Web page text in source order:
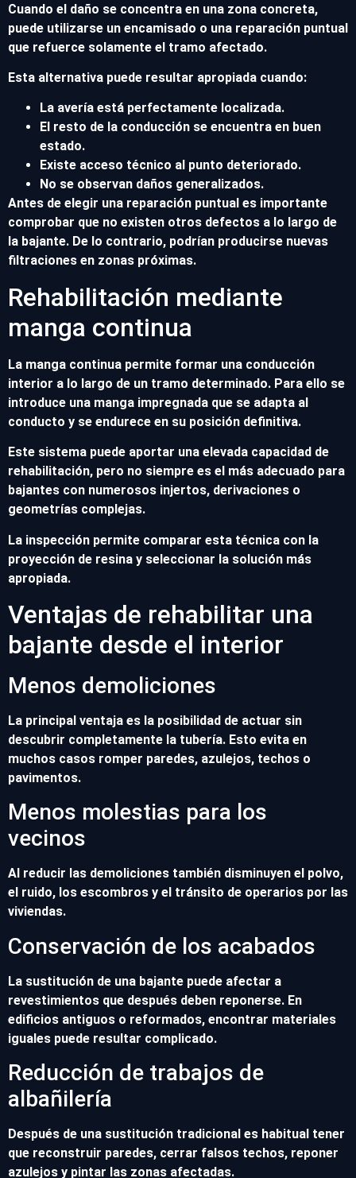
Cuando el daño se concentra en una zona concreta,
puede utilizarse un encamisado o una reparación puntual
que refuerce solamente el tramo afectado.
Esta alternativa puede resultar apropiada cuando:
La avería está perfectamente localizada.
El resto de la conducción se encuentra en buen
estado.
Existe acceso técnico al punto deteriorado.
No se observan daños generalizados.
Antes de elegir una reparación puntual es importante
comprobar que no existen otros defectos a lo largo de
la bajante. De lo contrario, podrían producirse nuevas
filtraciones en zonas próximas.
Rehabilitación mediante
manga continua
La manga continua permite formar una conducción
interior a lo largo de un tramo determinado. Para ello se
introduce una manga impregnada que se adapta al
conducto y se endurece en su posición definitiva.
Este sistema puede aportar una elevada capacidad de
rehabilitación, pero no siempre es el más adecuado para
bajantes con numerosos injertos, derivaciones o
geometrías complejas.
La inspección permite comparar esta técnica con la
proyección de resina y seleccionar la solución más
apropiada.
Ventajas de rehabilitar una
bajante desde el interior
Menos demoliciones
La principal ventaja es la posibilidad de actuar sin
descubrir completamente la tubería. Esto evita en
muchos casos romper paredes, azulejos, techos o
pavimentos.
Menos molestias para los
vecinos
Al reducir las demoliciones también disminuyen el polvo,
el ruido, los escombros y el tránsito de operarios por las
viviendas.
Conservación de los acabados
La sustitución de una bajante puede afectar a
revestimientos que después deben reponerse. En
edificios antiguos o reformados, encontrar materiales
iguales puede resultar complicado.
Reducción de trabajos de
albañilería
Después de una sustitución tradicional es habitual tener
que reconstruir paredes, cerrar falsos techos, reponer
azulejos y pintar las zonas afectadas.